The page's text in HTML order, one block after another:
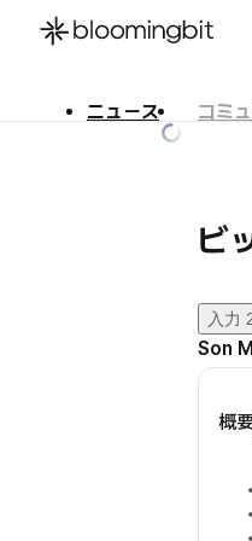
ニュース コミ
ビ
入力
Son
概